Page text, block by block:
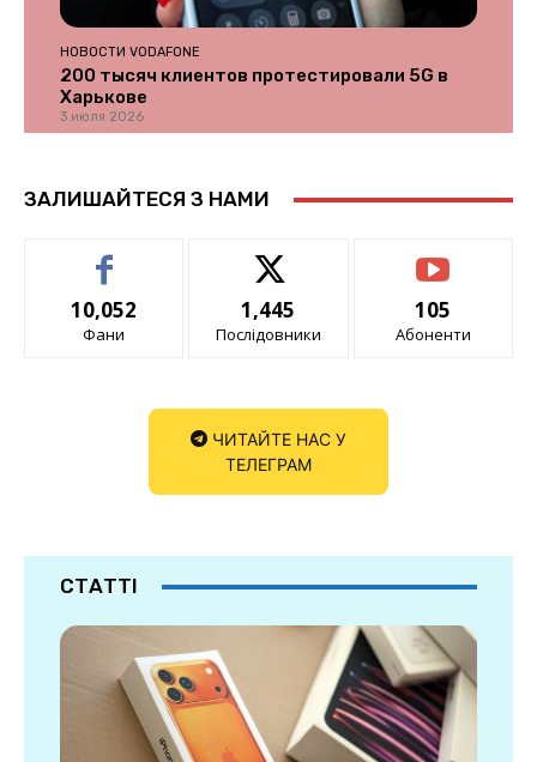
НОВОСТИ VODAFONE
200 тысяч клиентов протестировали 5G в
Харькове
3 июля 2026
ЗАЛИШАЙТЕСЯ З НАМИ
10,052
Фани
1,445
Послідовники
105
Абоненти
ЧИТАЙТЕ НАС У
ТЕЛЕГРАМ
СТАТТІ